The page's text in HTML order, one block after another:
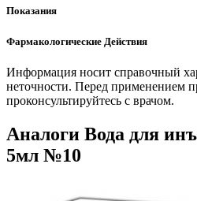
Показания
Фармакологические Действия
Информация носит справочный
неточности. Перед применением
проконсультируйтесь с врачом.
Аналоги Вода для
5мл №10